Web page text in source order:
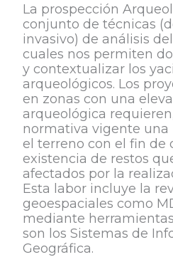
La prospección
conjunto de técnicas
invasivo) de análisis
cuales nos permiten
y contextualizar los
arqueológicos. Los
en zonas con una
arqueológica
normativa vigente una
el terreno con el fin de
existencia de restos
afectados por la
Esta labor incluye la
geoespaciales como
mediante
son los Sistemas de
Geográfica.